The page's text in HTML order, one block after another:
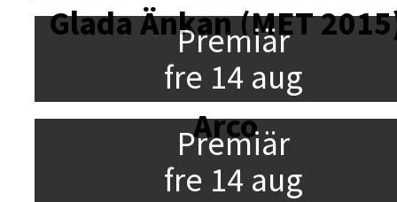
Glada Änkan (MET
Premiär
fre 14 aug
Arco
Premiär
fre 14 aug